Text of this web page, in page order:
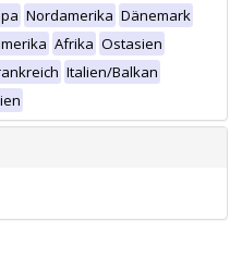
Nordamerika Dänemark
Afrika Ostasien
Italien/Balkan